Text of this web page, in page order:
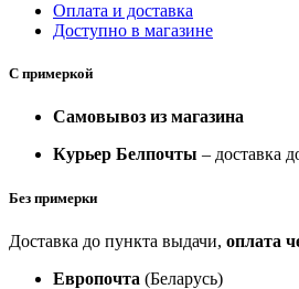
Оплата и доставка
Доступно в магазине
С примеркой
Самовывоз из магазина
Курьер Белпочты – доставка
Без примерки
Доставка до пункта выдачи, оплата
Европочта (Беларусь)